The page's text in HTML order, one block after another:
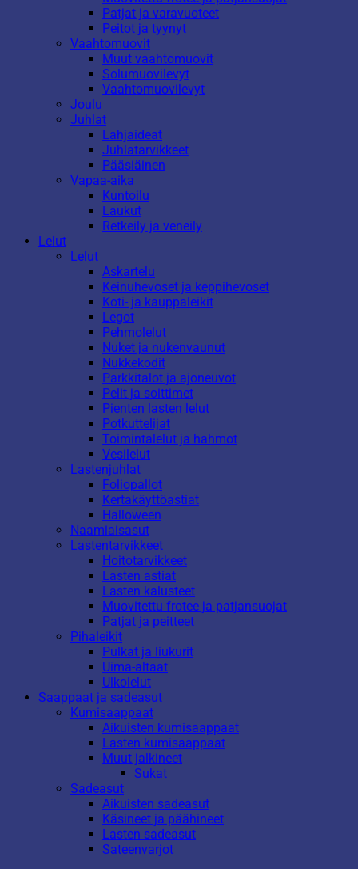
Patjat ja varavuoteet
Peitot ja tyynyt
Vaahtomuovit
Muut vaahtomuovit
Solumuovilevyt
Vaahtomuovilevyt
Joulu
Juhlat
Lahjaideat
Juhlatarvikkeet
Pääsiäinen
Vapaa-aika
Kuntoilu
Laukut
Retkeily ja veneily
Lelut
Lelut
Askartelu
Keinuhevoset ja keppihevoset
Koti- ja kauppaleikit
Legot
Pehmolelut
Nuket ja nukenvaunut
Nukkekodit
Parkkitalot ja ajoneuvot
Pelit ja soittimet
Pienten lasten lelut
Potkuttelijat
Toimintalelut ja hahmot
Vesilelut
Lastenjuhlat
Foliopallot
Kertakäyttöastiat
Halloween
Naamiaisasut
Lastentarvikkeet
Hoitotarvikkeet
Lasten astiat
Lasten kalusteet
Muovitettu frotee ja patjansuojat
Patjat ja peitteet
Pihaleikit
Pulkat ja liukurit
Uima-altaat
Ulkolelut
Saappaat ja sadeasut
Kumisaappaat
Aikuisten kumisaappaat
Lasten kumisaappaat
Muut jalkineet
Sukat
Sadeasut
Aikuisten sadeasut
Käsineet ja päähineet
Lasten sadeasut
Sateenvarjot